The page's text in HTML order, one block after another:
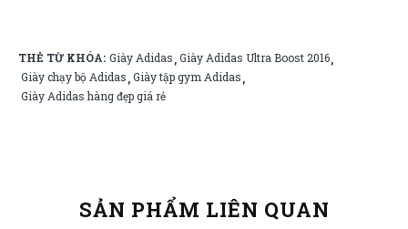
THẺ TỪ KHÓA: Giày Adidas,Giày Adidas Ultra Boost 2016,
Giày chạy bộ Adidas,Giày tập gym Adidas,
Giày Adidas hàng đẹp giá rẻ
SẢN PHẨM LIÊN QUAN